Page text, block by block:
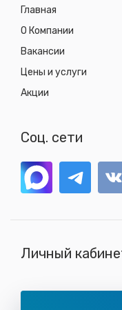
Главная
О Компании
Вакансии
Цены и услуги
Акции
Соц. сети
Личный